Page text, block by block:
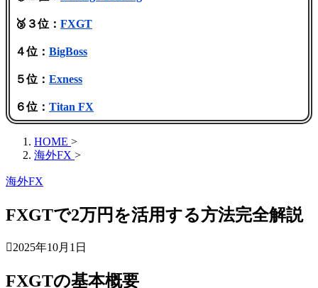
🥉３位： FXGT
４位： BigBoss
５位： Exness
６位： Titan FX
HOME >
海外FX >
海外FX
FXGTで2万円を活用する方法完全解説
2025年10月1日
FXGTの基本概要